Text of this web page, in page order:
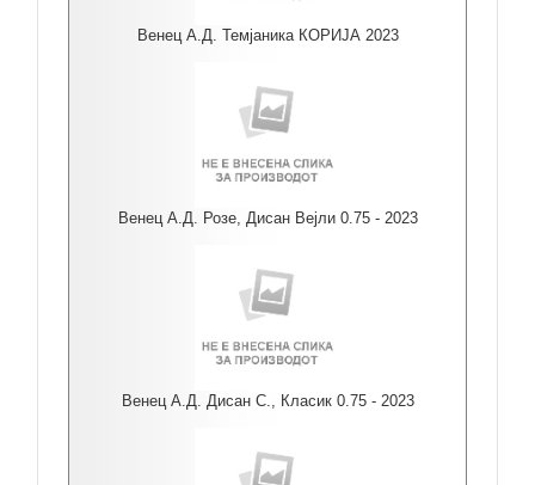
Венец А.Д. Темјаника КОРИЈА 2023
Венец А.Д. Розе, Дисан Вејли 0.75 - 2023
Венец А.Д. Дисан С., Класик 0.75 - 2023